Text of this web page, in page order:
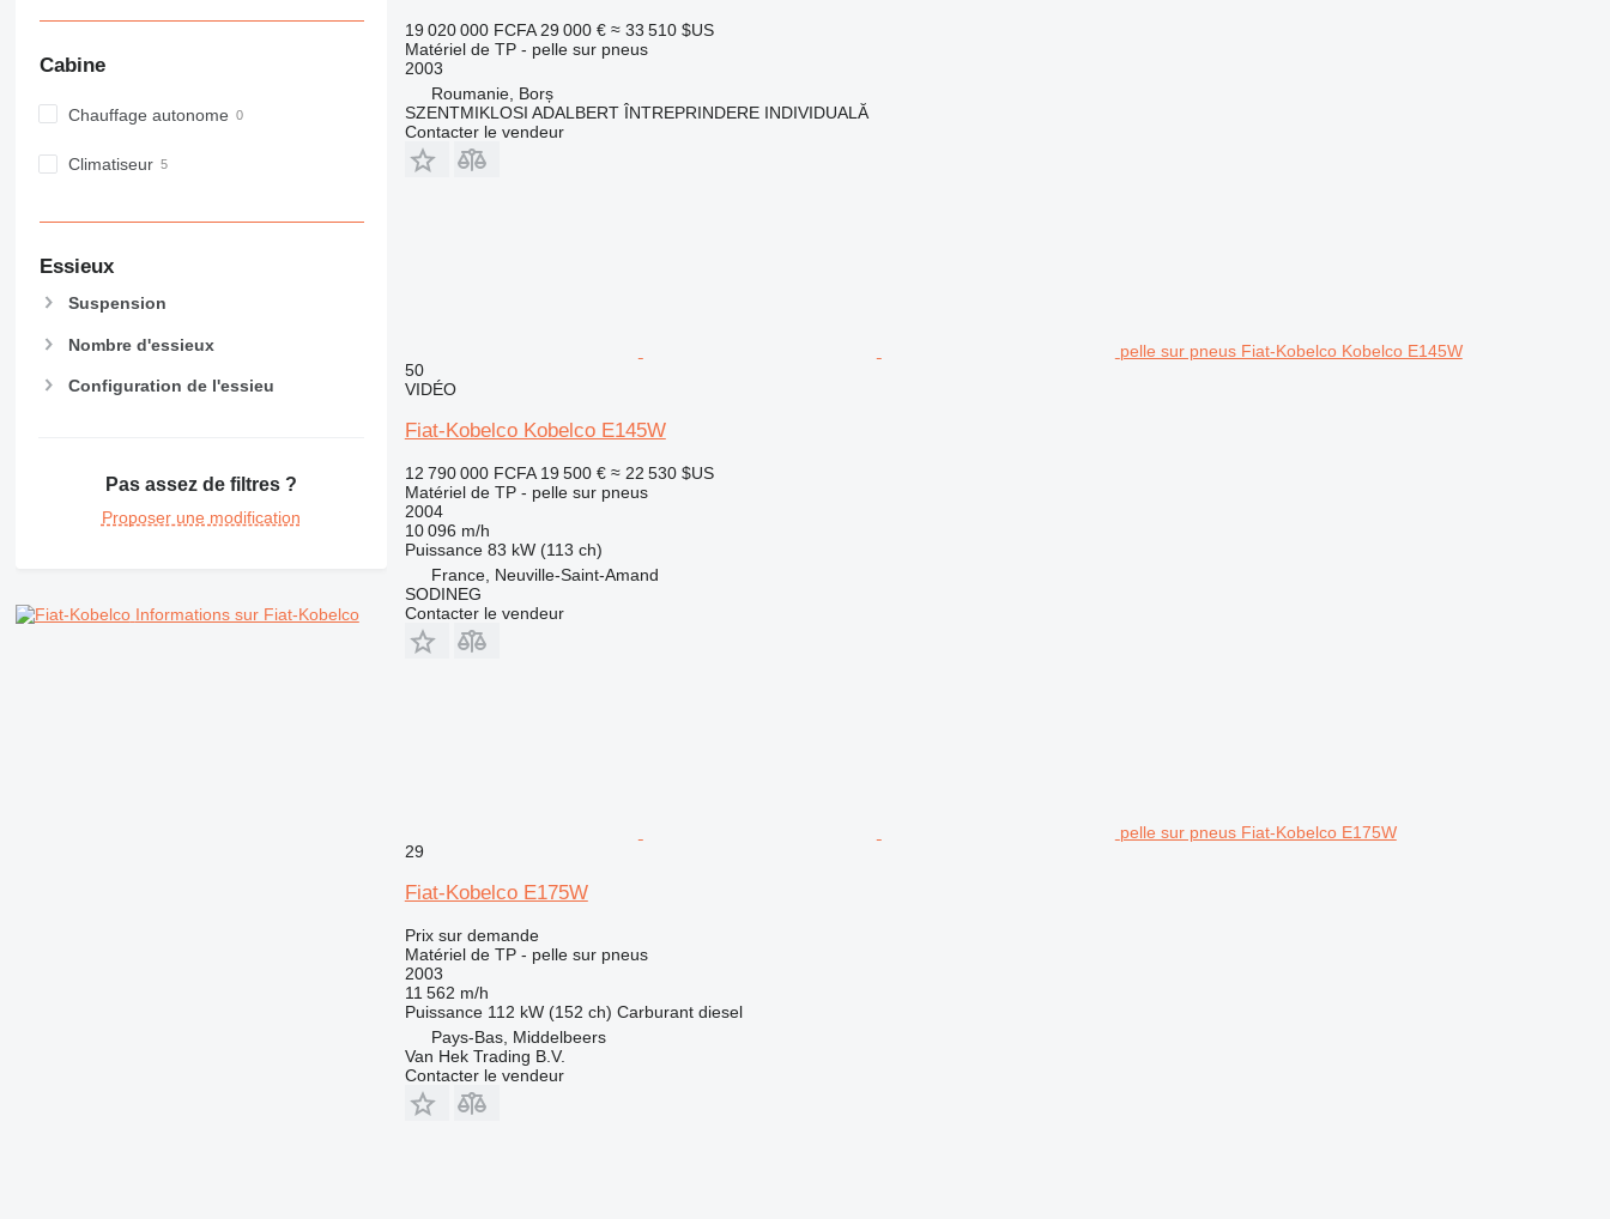
MH
PM
V-series
Cabine
Chauffage autonome
Climatiseur
Essieux
Suspension
Nombre d'essieux
Configuration de l'essieu
Pas assez de filtres ?
Proposer une modification
Informations sur Fiat-Kobelco
19 020 000 FCFA 29 000 € ≈ 33 510 $US
Matériel de TP - pelle sur pneus
2003
Roumanie, Borș
SZENTMIKLOSI ADALBERT ÎNTREPRINDERE INDIVIDUALĂ
Contacter le vendeur
pelle sur pneus Fiat-Kobelco Kobelco E145W
50
VIDÉO
Fiat-Kobelco Kobelco E145W
12 790 000 FCFA 19 500 € ≈ 22 530 $US
Matériel de TP - pelle sur pneus
2004
10 096 m/h
Puissance 83 kW (113 ch)
France, Neuville-Saint-Amand
SODINEG
Contacter le vendeur
pelle sur pneus Fiat-Kobelco E175W
29
Fiat-Kobelco E175W
Prix sur demande
Matériel de TP - pelle sur pneus
2003
11 562 m/h
Puissance 112 kW (152 ch) Carburant diesel
Pays-Bas, Middelbeers
Van Hek Trading B.V.
Contacter le vendeur